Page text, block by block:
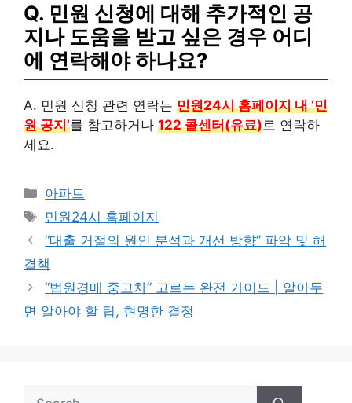
Q. 민원 신청에 대해 추가적인 공
지나 도움을 받고 싶은 경우 어디
에 연락해야 하나요?
A. 민원 신청 관련 연락는 민원24시 홈페이지 내 ‘민
원 공지’를 참고하거나 122 콜센터(유료)로 연락하
세요.
Categories
아파트
Tags
민원24시 홈페이지
“대출 거절의 원인 분석과 개선 방향” 파악 및 해
결책
“법원경매 중고차” 고르는 완전 가이드 | 알아두
면 알아야 할 팁, 현명한 결정
Search